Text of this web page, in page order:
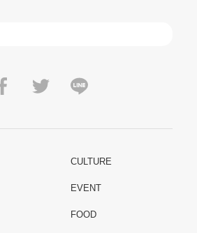
CULTURE
EVENT
FOOD